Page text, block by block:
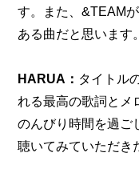
す。また、&TEAM
ある曲だと思います。
HARUA： タイトル
れる最高の歌詞とメ
のんびり時間を過ご
聴いてみていただき